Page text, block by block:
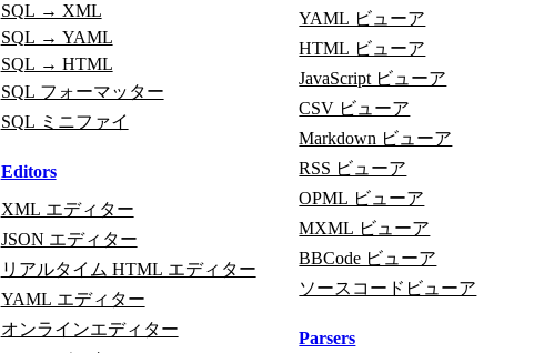
SQL → XML
SQL → YAML
SQL → HTML
SQL フォーマッター
SQL ミニファイ
Editors
XML エディター
JSON エディター
リアルタイム HTML エディター
YAML エディター
オンラインエディター
YAML ビューア
HTML ビューア
JavaScript ビューア
CSV ビューア
Markdown ビューア
RSS ビューア
OPML ビューア
MXML ビューア
BBCode ビューア
ソースコードビューア
Parsers